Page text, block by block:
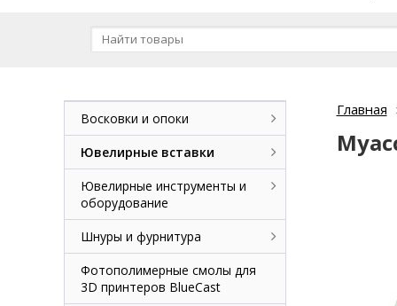
Главная
Восковки и опоки
Ювелирные вставки
Ювелирные инструменты и
оборудование
Шнуры и фурнитура
Фотополимерные смолы для
3D принтеров BlueCast